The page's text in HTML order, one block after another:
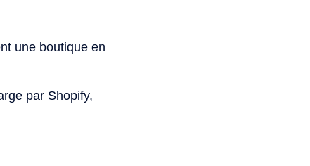
une boutique en
par Shopify,